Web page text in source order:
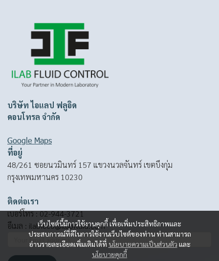
เว็บไซต์นี้มีการใช้งานคุกกี้ เพื่อเพิ่มประสิทธิภาพและ
ประสบการณ์ที่ดีในการใช้งานเว็บไซต์ของท่าน ท่านสามารถ
อ่านรายละเอียดเพิ่มเติมได้ที่ นโยบายความเป็นส่วนตัว และ
นโยบายคุกกี้
บริษัท ไอแลป ฟลูอิด
คอนโทรล จำกัด
Google Maps
ที่อยู่
48/261 ซอยนวมินทร์ 157 แขวงนวลจันทร์ เขตบึงกุ่ม
กรุงเทพมหานคร 10230
ติดต่อเรา
เบอร์โทร :02-944-3721
อีเมล : ilabfcco@ilabfluid.com